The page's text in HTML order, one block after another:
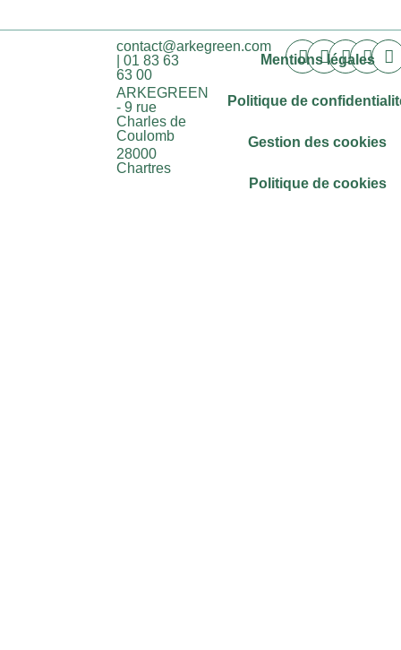
contact@arkegreen.com
| 01 83 63
63 00
ARKEGREEN
- 9 rue
Charles de
Coulomb
28000
Chartres
Mentions légales
Politique de
Gestion des cookies
Politique de cookies